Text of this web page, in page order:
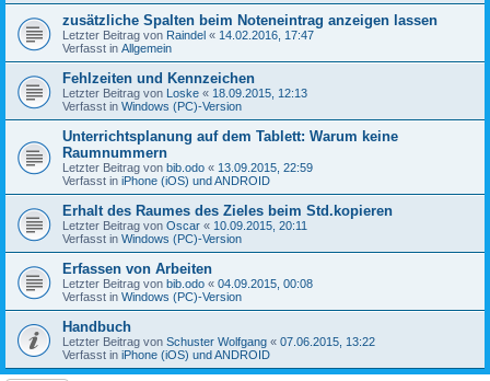
zusätzliche Spalten beim Noteneintrag anzeigen lassen
Letzter Beitrag von Raindel « 14.02.2016, 17:47
Verfasst in Allgemein
Fehlzeiten und Kennzeichen
Letzter Beitrag von Loske « 18.09.2015, 12:13
Verfasst in Windows (PC)-Version
Unterrichtsplanung auf dem Tablett: Warum keine
Raumnummern
Letzter Beitrag von bib.odo « 13.09.2015, 22:59
Verfasst in iPhone (iOS) und ANDROID
Erhalt des Raumes des Zieles beim Std.kopieren
Letzter Beitrag von Oscar « 10.09.2015, 20:11
Verfasst in Windows (PC)-Version
Erfassen von Arbeiten
Letzter Beitrag von bib.odo « 04.09.2015, 00:08
Verfasst in Windows (PC)-Version
Handbuch
Letzter Beitrag von Schuster Wolfgang « 07.06.2015, 13:22
Verfasst in iPhone (iOS) und ANDROID